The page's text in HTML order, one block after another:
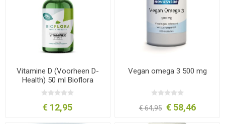
Vitamine D (Voorheen D-
Health) 50 ml Bioflora
€ 12,95
Vegan omega 3 500 mg
€ 64,95 € 58,46